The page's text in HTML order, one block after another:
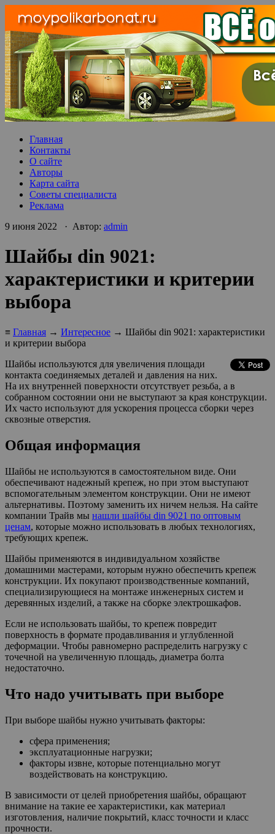
Главная
Контакты
О сайте
Авторы
Карта сайта
Советы специалиста
Реклама
9 июня 2022 · Автор: admin
Шайбы din 9021:
характеристики и критерии
выбора
≡ Главная → Интересное → Шайбы din 9021: характеристики
и критерии выбора
Шайбы используются для увеличения площади
контакта соединяемых деталей и давления на них.
На их внутренней поверхности отсутствует резьба, а в
собранном состоянии они не выступают за края конструкции.
Их часто используют для ускорения процесса сборки через
сквозные отверстия.
Общая информация
Шайбы не используются в самостоятельном виде. Они
обеспечивают надежный крепеж, но при этом выступают
вспомогательным элементом конструкции. Они не имеют
альтернативы. Поэтому заменить их ничем нельзя. На сайте
компании Трайв мы нашли шайбы din 9021 по оптовым
ценам, которые можно использовать в любых технологиях,
требующих крепеж.
Шайбы применяются в индивидуальном хозяйстве
домашними мастерами, которым нужно обеспечить крепеж
конструкции. Их покупают производственные компаний,
специализирующиеся на монтаже инженерных систем и
деревянных изделий, а также на сборке электрошкафов.
Если не использовать шайбы, то крепеж повредит
поверхность в формате продавливания и углубленной
деформации. Чтобы равномерно распределить нагрузку с
точечной на увеличенную площадь, диаметра болта
недостаточно.
Что надо учитывать при выборе
При выборе шайбы нужно учитывать факторы:
сфера применения;
эксплуатационные нагрузки;
факторы извне, которые потенциально могут
воздействовать на конструкцию.
В зависимости от целей приобретения шайбы, обращают
внимание на такие ее характеристики, как материал
изготовления, наличие покрытий, класс точности и класс
прочности.